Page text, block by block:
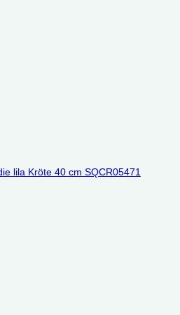
lila Kröte 40 cm SQCR05471